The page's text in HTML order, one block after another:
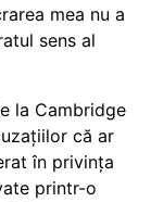
mea nu a
sens al
la Cambridge
că ar
în privința
printr-o